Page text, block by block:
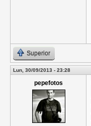
Superior
Lun, 30/09/2013 - 23:28
pepefotos